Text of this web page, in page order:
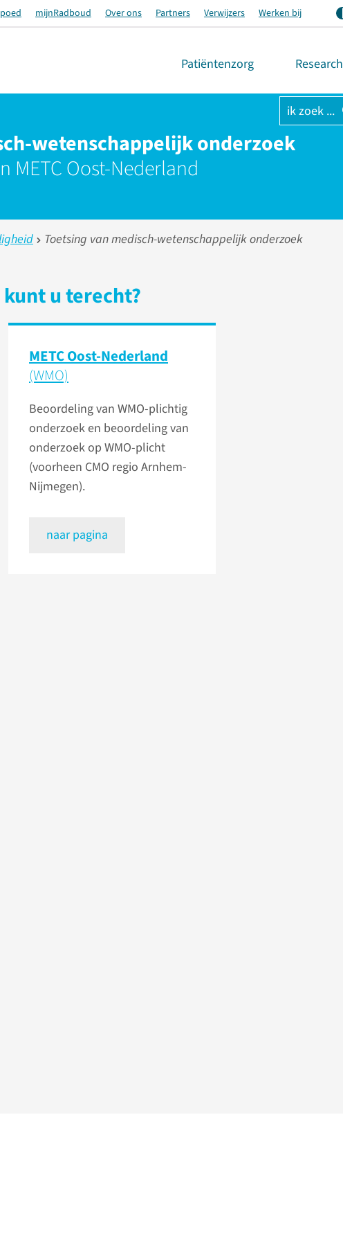
mijnRadboud Over ons Partners Verwijzers Werken bij
Patiëntenzorg Research
ik zoek ...
wetenschappelijk onderzoek
METC Oost-Nederland
Toetsing van medisch-wetenschappelijk onderzoek
u terecht?
METC Oost-Nederland
(WMO)
Beoordeling van WMO-plichtig
onderzoek en beoordeling van
onderzoek op WMO-plicht
(voorheen CMO regio Arnhem-
Nijmegen).
naar pagina